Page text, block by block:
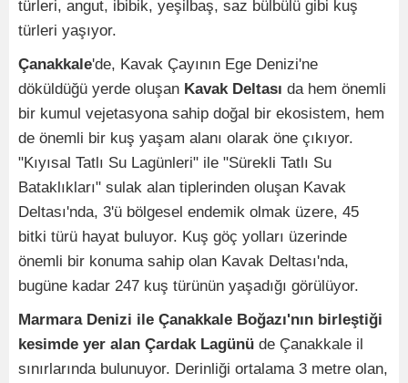
türleri, angut, ibibik, yeşilbaş, saz bülbülü gibi kuş
türleri yaşıyor.
Çanakkale'de, Kavak Çayının Ege Denizi'ne
döküldüğü yerde oluşan Kavak Deltası da hem önemli
bir kumul vejetasyona sahip doğal bir ekosistem, hem
de önemli bir kuş yaşam alanı olarak öne çıkıyor.
"Kıyısal Tatlı Su Lagünleri" ile "Sürekli Tatlı Su
Bataklıkları" sulak alan tiplerinden oluşan Kavak
Deltası'nda, 3'ü bölgesel endemik olmak üzere, 45
bitki türü hayat buluyor. Kuş göç yolları üzerinde
önemli bir konuma sahip olan Kavak Deltası'nda,
bugüne kadar 247 kuş türünün yaşadığı görülüyor.
Marmara Denizi ile Çanakkale Boğazı'nın birleştiği
kesimde yer alan Çardak Lagünü de Çanakkale il
sınırlarında bulunuyor. Derinliği ortalama 3 metre olan,